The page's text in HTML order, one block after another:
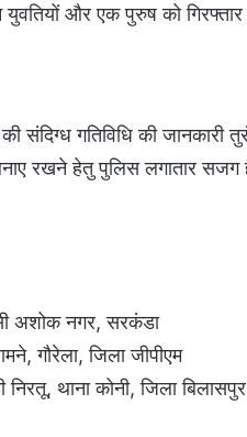
और एक पुरुष को गिरफ्तार
संदिग्ध गतिविधि की जानकारी
रखने हेतु पुलिस लगातार
अशोक नगर, सरकंडा
गौरेला, जिला जीपीएम
थाना कोनी, जिला बिलासपुर